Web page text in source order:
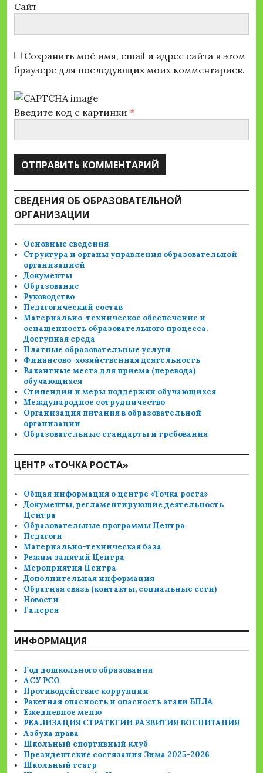
Сайт
Сохранить моё имя, email и адрес сайта в этом
браузере для последующих моих комментариев.
Введите код с картинки *
СВЕДЕНИЯ ОБ ОБРАЗОВАТЕЛЬНОЙ
ОРГАНИЗАЦИИ
Основные сведения
Структура и органы управления образовательной
организацией
Документы
Образование
Руководство
Педагогический состав
Материально-техническое обеспечение и
оснащенность образовательного процесса.
Доступная среда
Платные образовательные услуги
Финансово-хозяйственная деятельность
Вакантные места для приема (перевода)
обучающихся
Стипендии и меры поддержки обучающихся
Международное сотрудничество
Организация питания в образовательной
организации
Образовательные стандарты и требования
ЦЕНТР «ТОЧКА РОСТА»
Общая информация о центре «Точка роста»
Документы, регламентирующие деятельность
Центра
Образовательные программы Центра
Педагоги
Материально-техническая база
Режим занятий Центра
Мероприятия Центра
Дополнительная информация
Обратная связь (контакты, социальные сети)
Новости
Галерея
ИНФОРМАЦИЯ
Год дошкольного образования
АСУ РСО
Противодействие коррупции
Ракетная опасность и опасность атаки БПЛА
Ежедневное меню
РЕАЛИЗАЦИЯ СТРАТЕГИИ РАЗВИТИЯ ВОСПИТАНИЯ
Азбука права
Школьный спортивный клуб
Президентские состязания Зима 2025-2026
Школьный театр